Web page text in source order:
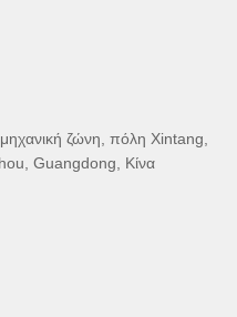
ζώνη, πόλη Xintang,
Guangdong, Κίνα